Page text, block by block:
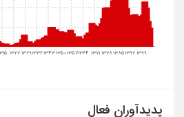
1315 1322 132913361343135013571364 1371 137813851392 1399
پدیدآوران فعال